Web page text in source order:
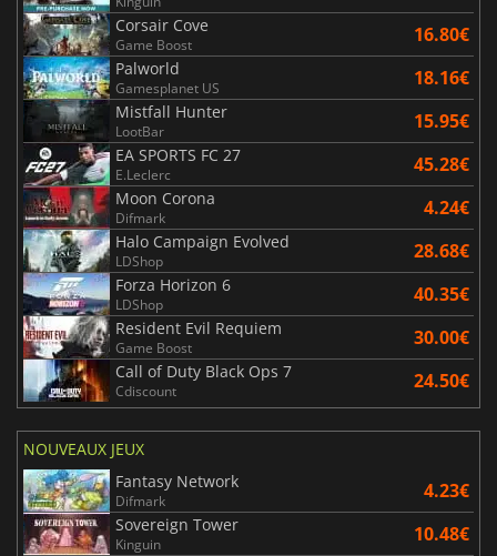
Corsair Cove
Game Boost 16.80€
Palworld
Gamesplanet US 18.16€
Mistfall Hunter
LootBar 15.95€
EA SPORTS FC 27
E.Leclerc 45.28€
Moon Corona
Difmark 4.24€
Halo Campaign Evolved
LDShop 28.68€
Forza Horizon 6
LDShop 40.35€
Resident Evil Requiem
Game Boost 30.00€
Call of Duty Black Ops 7
Cdiscount 24.50€
NOUVEAUX JEUX
Fantasy Network
Difmark 4.23€
Sovereign Tower
Kinguin 10.48€